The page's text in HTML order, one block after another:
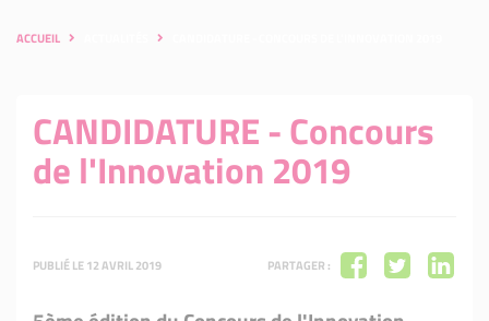
ACCUEIL
CANDIDATURE - Concours
de l'Innovation 2019
PUBLIÉ LE 12 AVRIL 2019 PARTAGER :